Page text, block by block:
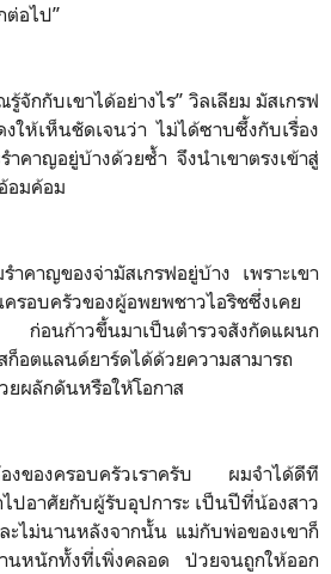
ต่อไป”
จักกับเขาได้อย่างไร” วิลเลียม มัสเกรฟ
ให้เห็นชัดเจนว่า ไม่ได้ซาบซึ้งกับเรื่อง
คาญอยู่บ้างด้วยซ้ำ จึงนำเขาตรงเข้าสู่
อมค้อม
ำคาญของจ่ามัสเกรฟอยู่บ้าง เพราะเขา
รอบครัวของผู้อพยพชาวไอริชซึ่งเคย
อนก้าวขึ้นมาเป็นตำรวจสังกัดแผนก
อตแลนด์ยาร์ดได้ด้วยความสามารถ
ยผลักดันหรือให้โอกาส
องของครอบครัวเราครับ ผมจำได้ดีที
ปอาศัยกับผู้รับอุปการะ เป็นปีที่น้องสาว
ะไม่นานหลังจากนั้น แม่กับพ่อของเขาก็
นหนักทั้งที่เพิ่งคลอด ป่วยจนถูกให้ออก